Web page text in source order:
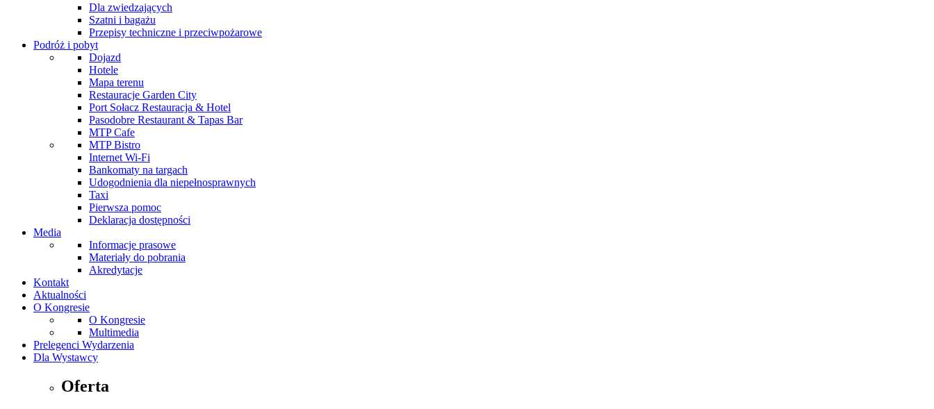
Dla zwiedzających
Szatni i bagażu
Przepisy techniczne i przeciwpożarowe
Podróż i pobyt
Dojazd
Hotele
Mapa terenu
Restauracje Garden City
Port Sołacz Restauracja & Hotel
Pasodobre Restaurant & Tapas Bar
MTP Cafe
MTP Bistro
Internet Wi-Fi
Bankomaty na targach
Udogodnienia dla niepełnosprawnych
Taxi
Pierwsza pomoc
Deklaracja dostępności
Media
Informacje prasowe
Materiały do pobrania
Akredytacje
Kontakt
Aktualności
O Kongresie
O Kongresie
Multimedia
Prelegenci Wydarzenia
Dla Wystawcy
Oferta